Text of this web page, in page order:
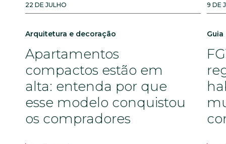
22 DE JULHO
Arquitetura e decoração
Apartamentos
compactos estão em
alta: entenda por que
esse modelo conquistou
os compradores
9 DE